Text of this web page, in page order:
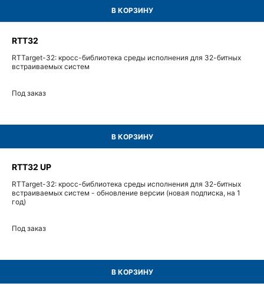
В КОРЗИНУ
RTT32
RTTarget-32: кросс-библиотека среды исполнения для 32-битных
встраиваемых систем
Под заказ
В КОРЗИНУ
RTT32 UP
RTTarget-32: кросс-библиотека среды исполнения для 32-битных
встраиваемых систем - обновление версии (новая подписка, на 1
год)
Под заказ
В КОРЗИНУ